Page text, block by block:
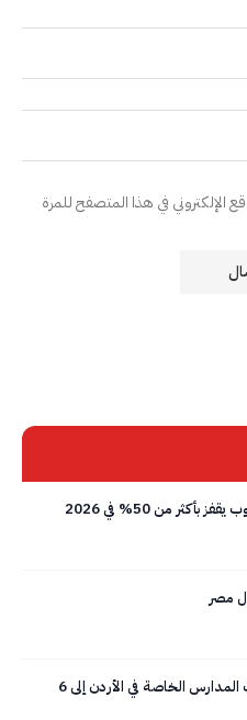
الإلكتروني في هذا المتصفح للمرة
بأكثر من 50% في 2026
مصر
مقترح حكومي يصنف المدارس الخاصة في الأردن إلى 6